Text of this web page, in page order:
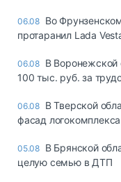
06.08 Во
протаранил Lada
06.08 В Воронежской
100 тыс. руб. за
06.08 В Тверской
фасад
05.08 В Брянской
целую семью в ДТП